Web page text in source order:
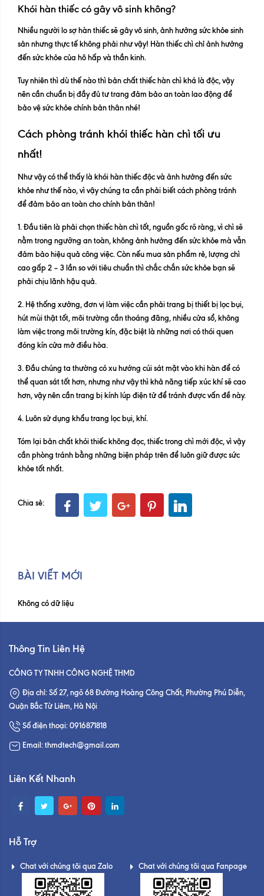
Khói hàn thiếc có gây vô sinh không?
Nhiều người lo sợ hàn thiếc sẽ gây vô sinh, ảnh hưởng sức khỏe sinh
sản nhưng thực tế không phải như vậy! Hàn thiếc chì chỉ ảnh hưởng
đến sức khỏe của hô hấp và thần kinh.
Tuy nhiên thì dù thế nào thì bản chất thiếc hàn chì khá là độc, vậy
nên cần chuẩn bị đầy đủ tư trang đảm bảo an toàn lao động để
bảo vệ sức khỏe chính bản thân nhé!
Cách phòng tránh khói thiếc hàn chì tối ưu
nhất!
Như vậy có thể thấy là khói hàn thiếc độc và ảnh hưởng đến sức
khỏe như thế nào, vì vậy chúng ta cần phải biết cách phòng tránh
để đảm bảo an toàn cho chính bản thân!
1. Đầu tiên là phải chọn thiếc hàn chì tốt, nguồn gốc rõ ràng, vì chì sẽ
nằm trong ngưỡng an toàn, không ảnh hưởng đến sức khỏe mà vẫn
đảm bảo hiệu quả công việc. Còn nếu mua sản phẩm rẻ, lượng chì
cao gấp 2 – 3 lần so với tiêu chuẩn thì chắc chắn sức khỏe bạn sẽ
phải chịu lãnh hậu quả.
2. Hệ thống xưởng, đơn vị làm việc cần phải trang bị thiết bị lọc bụi,
hút mùi thật tốt, môi trường cần thoáng đãng, nhiều cửa sổ, không
làm việc trong môi trường kín, đặc biệt là những nơi có thói quen
đóng kín cửa mở điều hòa.
3. Đầu chúng ta thường có xu hướng cúi sát mặt vào khi hàn để có
thể quan sát tốt hơn, nhưng như vậy thì khả năng tiếp xúc khí sẽ cao
hơn, vậy nên cần trang bị kính lúp điện tử để tránh được vấn đề này.
4. Luôn sử dụng khẩu trang lọc bụi, khí.
Tóm lại bản chất khói thiếc không đọc, thiếc trong chì mới độc, vì vậy
cần phòng tránh bằng những biện pháp trên để luôn giữ được sức
khỏe tốt nhất.
Chia sẻ:
BÀI VIẾT MỚI
Không có dữ liệu
Thông Tin Liên Hệ
CÔNG TY TNHH CÔNG NGHỆ THMD
Địa chỉ: Số 27, ngõ 68 Đường Hoàng Công Chất, Phường Phú Diễn,
Quận Bắc Từ Liêm, Hà Nội
Số điện thoại: 0916871818
Email: thmdtech@gmail.com
Liên Kết Nhanh
Hỗ Trợ
Chat với chúng tôi qua Zalo Chat với chúng tôi qua Fanpage